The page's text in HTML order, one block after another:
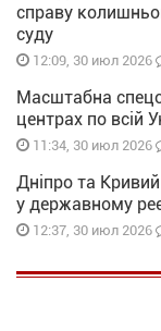
справу
суду
12:09, 30 июл 2026
Масштабна
центрах по всій
11:34, 30 июл 2026
Дніпро та
у державному
12:37, 30 июл 2026